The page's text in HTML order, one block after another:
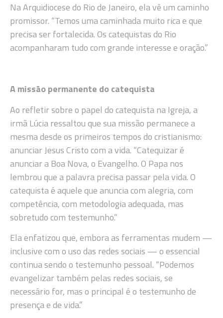
Na Arquidiocese do Rio de Janeiro, ela vê um caminho
promissor. “Temos uma caminhada muito rica e que
precisa ser fortalecida. Os catequistas do Rio
acompanharam tudo com grande interesse e oração.”
A missão permanente do catequista
Ao refletir sobre o papel do catequista na Igreja, a
irmã Lúcia ressaltou que sua missão permanece a
mesma desde os primeiros tempos do cristianismo:
anunciar Jesus Cristo com a vida. “Catequizar é
anunciar a Boa Nova, o Evangelho. O Papa nos
lembrou que a palavra precisa passar pela vida. O
catequista é aquele que anuncia com alegria, com
competência, com metodologia adequada, mas
sobretudo com testemunho.”
Ela enfatizou que, embora as ferramentas mudem —
inclusive com o uso das redes sociais — o essencial
continua sendo o testemunho pessoal. “Podemos
evangelizar também pelas redes sociais, se
necessário for, mas o principal é o testemunho de
presença e de vida.”